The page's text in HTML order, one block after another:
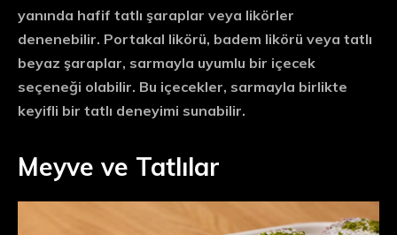
yanında hafif tatlı şaraplar veya likörler
denenebilir. Portakal likörü, badem likörü veya tatlı
beyaz şaraplar, sarmayla uyumlu bir içecek
seçeneği olabilir. Bu içecekler, sarmayla birlikte
keyifli bir tatlı deneyimi sunabilir.
Meyve ve Tatlılar